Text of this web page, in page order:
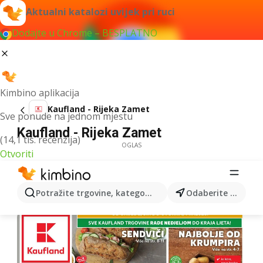
Aktualni katalozi uvijek pri ruci
Dodajte u Chrome – BESPLATNO
Kimbino aplikacija
Sve ponude na jednom mjestu
(14,1 tis. recenzija)
Otvoriti
Potražite trgovine, kategorije, proizvode... Odaberite grad
Kaufland - Rijeka Zamet
Kaufland - Rijeka Zamet
OGLAS